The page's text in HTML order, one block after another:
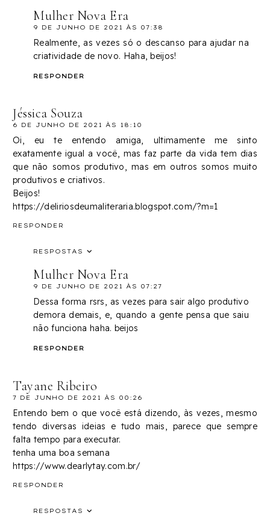
Mulher Nova Era
9 DE JUNHO DE 2021 ÀS 07:38
Realmente, as vezes só o descanso para ajudar na
criatividade de novo. Haha, beijos!
RESPONDER
Jéssica Souza
6 DE JUNHO DE 2021 ÀS 18:10
Oi, eu te entendo amiga, ultimamente me sinto
exatamente igual a você, mas faz parte da vida tem dias
que não somos produtivo, mas em outros somos muito
produtivos e criativos.
Beijos!
https://deliriosdeumaliteraria.blogspot.com/?m=1
RESPONDER
RESPOSTAS
Mulher Nova Era
9 DE JUNHO DE 2021 ÀS 07:27
Dessa forma rsrs, as vezes para sair algo produtivo
demora demais, e, quando a gente pensa que saiu
não funciona haha. beijos
RESPONDER
Tayane Ribeiro
7 DE JUNHO DE 2021 ÀS 00:26
Entendo bem o que você está dizendo, às vezes, mesmo
tendo diversas ideias e tudo mais, parece que sempre
falta tempo para executar.
tenha uma boa semana
https://www.dearlytay.com.br/
RESPONDER
RESPOSTAS